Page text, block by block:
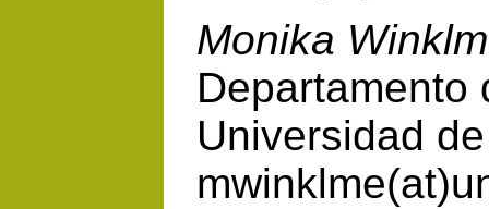
Monika
Departamento
Universidad